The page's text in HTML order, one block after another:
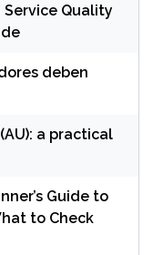
Quality
deben
a practical
Guide to
to Check